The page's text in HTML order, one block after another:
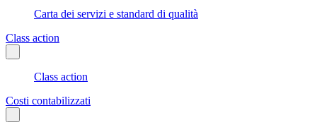
Carta dei servizi e standard di qualità
Class action
Class action
Costi contabilizzati